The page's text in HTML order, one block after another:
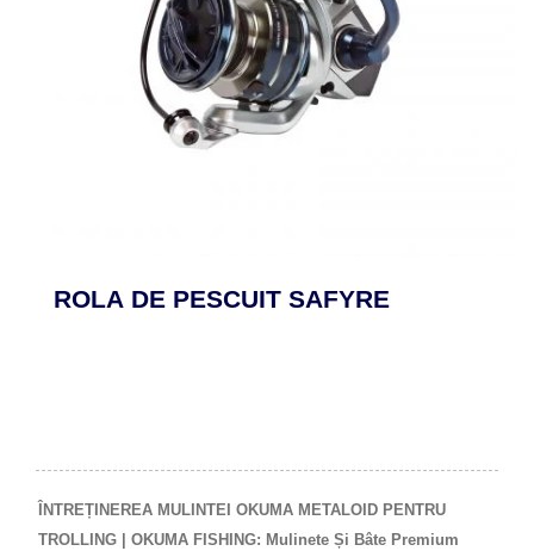
ROLA DE PESCUIT SAFYRE
ÎNTREȚINEREA MULINTEI OKUMA METALOID PENTRU
TROLLING | OKUMA FISHING: Mulinete Și Bâte Premium